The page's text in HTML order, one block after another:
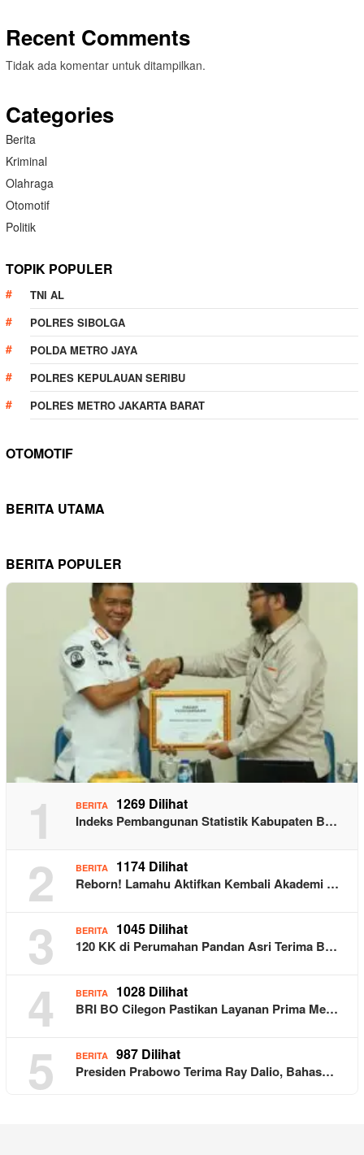
Recent Comments
Tidak ada komentar untuk ditampilkan.
Categories
Berita
Kriminal
Olahraga
Otomotif
Politik
TOPIK POPULER
TNI AL
POLRES SIBOLGA
POLDA METRO JAYA
POLRES KEPULAUAN SERIBU
POLRES METRO JAKARTA BARAT
OTOMOTIF
BERITA UTAMA
BERITA POPULER
1 BERITA 1269 Dilihat
Indeks Pembangunan Statistik Kabupaten B…
2 BERITA 1174 Dilihat
Reborn! Lamahu Aktifkan Kembali Akademi …
3 BERITA 1045 Dilihat
120 KK di Perumahan Pandan Asri Terima B…
4 BERITA 1028 Dilihat
BRI BO Cilegon Pastikan Layanan Prima Me…
5 BERITA 987 Dilihat
Presiden Prabowo Terima Ray Dalio, Bahas…